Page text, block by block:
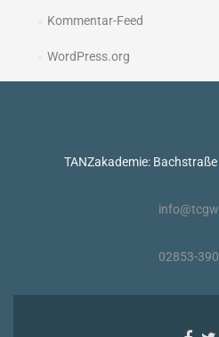
Kommentar-Feed
WordPress.org
TANZakademie:
02853-